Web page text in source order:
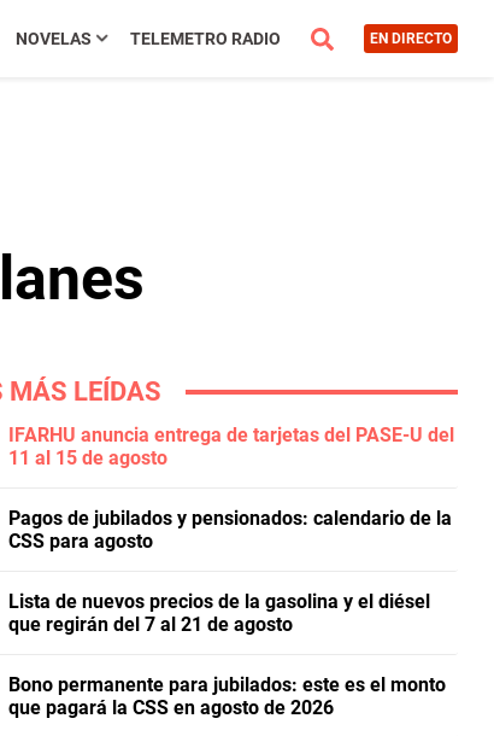
NOVELAS TELEMETRO RADIO EN DIRECTO
MÁS LEÍDAS
IFARHU anuncia entrega de tarjetas del PASE-U del
11 al 15 de agosto
Pagos de jubilados y pensionados: calendario de la
CSS para agosto
Lista de nuevos precios de la gasolina y el diésel
que regirán del 7 al 21 de agosto
Bono permanente para jubilados: este es el monto
que pagará la CSS en agosto de 2026